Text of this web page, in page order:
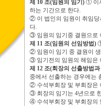
제 10 조(임원의 임기 ) ① 이
하는 기간으로 한다.
② 이 법인의 임원이 취임
다.
③ 임원의 임기중 결원으로
제 11 조(임원의 선임방법)
② 임원이 임기 중 결원이
③ 임기전의 임원의 해임은
제 12 조(회장의 선출방법과
중에서 선출하는 경우에는
② 수석부회장 및 부회장은
③ 회장의 임기는 4년으로
④ 수석부회장 및 부회장의